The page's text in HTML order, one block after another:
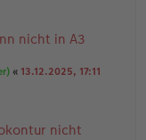
nicht in A3
« 13.12.2025, 17:11
nicht